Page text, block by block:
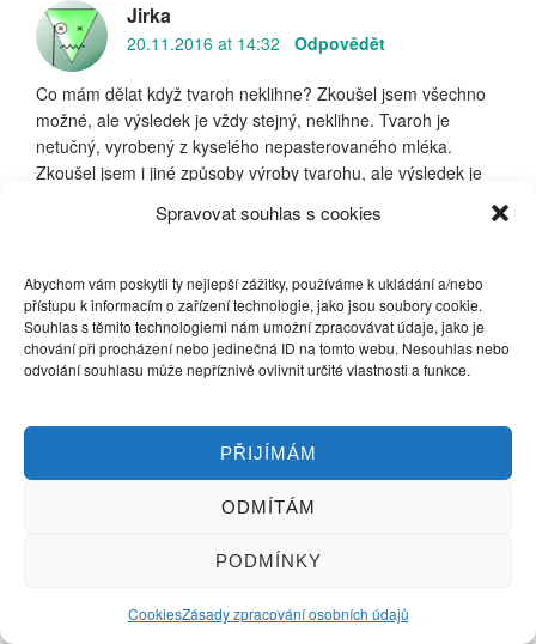
Spravovat souhlas s cookies
Abychom vám poskytli ty nejlepší zážitky, používáme k ukládání a/nebo
přístupu k informacím o zařízení technologie, jako jsou soubory cookie.
Souhlas s těmito technologiemi nám umožní zpracovávat údaje, jako je
chování při procházení nebo jedinečná ID na tomto webu. Nesouhlas nebo
odvolání souhlasu může nepříznivě ovlivnit určité vlastnosti a funkce.
PŘIJÍMÁM
ODMÍTÁM
PODMÍNKY
CookiesZásady zpracování osobních údajů
Jirka
20.11.2016 at 14:32 Odpovědět
Co mám dělat když tvaroh neklihne? Zkoušel jsem všechno
možné, ale výsledek je vždy stejný, neklihne. Tvaroh je
netučný, vyrobený z kyselého nepasterovaného mléka.
Zkoušel jsem i jiné způsoby výroby tvarohu, ale výsledek je
20.11.2016 at 21:27 Odpovědět
Dobrý den Jirko.
Chtěl by jste vyrobit spíš klížák, nebo přímo syrečky?
Vzhledem k tomu, že jsem před časem zaznamenala
dotazy a neúspěšné pokusy výroby tvarůžků/ syrečků
létě zaměřila. Ono když na to přijde, tak se syrečky
vyrobit i z UHT odtučněného mléka
. Akorát že